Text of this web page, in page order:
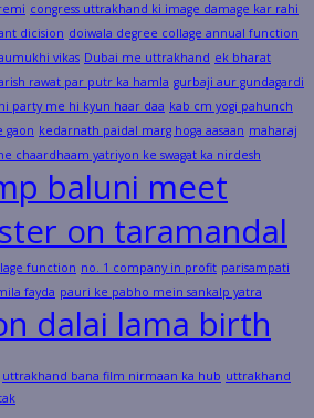
congress uttrakhand ki image damage kar rahi
dicision doiwala degree collage annual function
vikas Dubai me uttrakhand ek bharat
rawat par putr ka hamla gurbaji aur gundagardi
party me hi kyun haar daa kab cm yogi pahunch
gaon kedarnath paidal marg hoga aasaan maharaj
chaardhaam yatriyon ke swagat ka nirdesh
baluni meet
on taramandal
function no. 1 company in profit parisampati
fayda pauri ke pabho mein sankalp yatra
dalai lama birth
uttrakhand bana film nirmaan ka hub uttrakhand